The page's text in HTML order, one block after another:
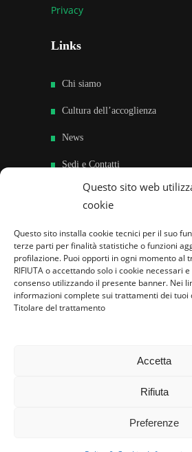
Questo sito web
cookie
Questo sito installa cookie tecnici per il suo
terze parti per finalità statistiche o funzioni
profilazione. Puoi opporti in ogni momento al
RIFIUTA o accettando solo i cookie necessari
consenso utilizzando il presente banner. Nei
informazioni complete sui trattamenti dei
Titolare del trattamento
Accetta
Rifiuta
Preferenze
Privacy
Links
Chi siamo
Cultura dell’accoglienza
News
Sedi e Contatti
Sostieni
Famiglie per